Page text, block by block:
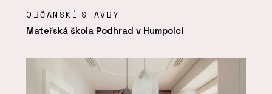
OBČANSKÉ STAVBY
Mateřská škola Podhrad v Humpolci